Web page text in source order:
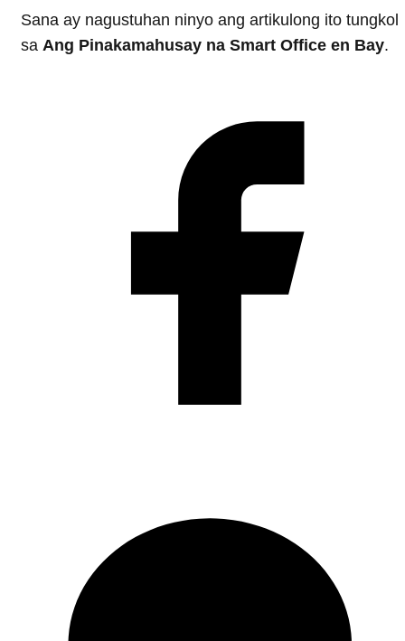
Sana ay nagustuhan ninyo ang artikulong ito tungkol
sa Ang Pinakamahusay na Smart Office en Bay.